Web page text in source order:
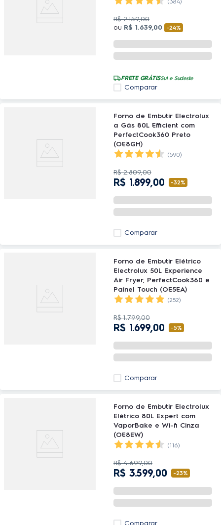
R$ 2.159,00
ou R$ 1.639,00 -24%
FRETE GRÁTISSul e Sudeste
Comparar
Forno de Embutir Electrolux
a Gás 80L Efficient com
PerfectCook360 Preto
(OE8GH)
(590)
R$ 2.809,00
R$ 1.899,00 -32%
Comparar
Forno de Embutir Elétrico
Electrolux 50L Experience
Air Fryer, PerfectCook360 e
Painel Touch (OE5EA)
(252)
R$ 1.799,00
R$ 1.699,00 -5%
Comparar
Forno de Embutir Electrolux
Elétrico 80L Expert com
VaporBake e Wi-fi Cinza
(OE8EW)
(116)
R$ 4.699,00
R$ 3.599,00 -23%
Comparar